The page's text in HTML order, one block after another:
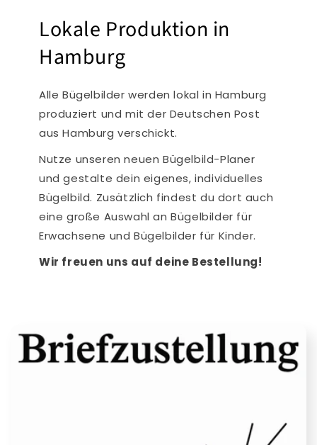
Lokale Produktion in
Hamburg
Alle Bügelbilder werden lokal in Hamburg
produziert und mit der Deutschen Post
aus Hamburg verschickt.
Nutze unseren neuen Bügelbild-Planer
und gestalte dein eigenes, individuelles
Bügelbild. Zusätzlich findest du dort auch
eine große Auswahl an Bügelbilder für
Erwachsene und Bügelbilder für Kinder.
Wir freuen uns auf deine Bestellung!